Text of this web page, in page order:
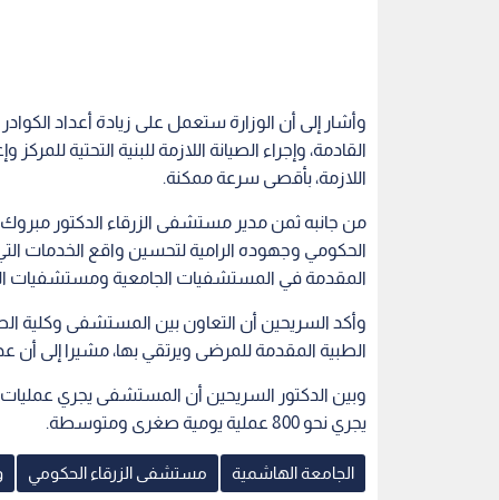
وأشار إلى أن الوزارة ستعمل على زيادة أعداد
القادمة، وإجراء الصيانة اللازمة للبنية التحتية
اللازمة، بأقصى سرعة ممكنة.
من جانبه ثمن مدير مستشفى الزرقاء الدكتور
الحكومي وجهوده الرامية لتحسين واقع الخدمات
المقدمة في المستشفيات الجامعية ومستشفيات
وأكد السريحين أن التعاون بين المستشفى وكلية
الطبية المقدمة للمرضى ويرتقي بها، مشيرا إلى أن عدد
يجري نحو 800 عملية يومية صغرى ومتوسطة.
الجامعة الهاشمية مستشفى الزرقاء الحكومي